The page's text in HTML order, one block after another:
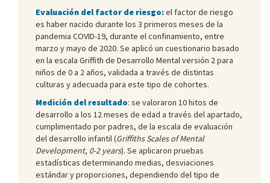
Evaluación del factor de riesgo:el factor de riesgo
es haber nacido durante los 3 primeros meses de la
pandemia COVID-19, durante el confinamiento, entre
marzo y mayo de 2020. Se aplicó un cuestionario basado
en la escala Griffith de Desarrollo Mental versión 2 para
niños de 0 a 2 años, validada a través de distintas
culturas y adecuada para este tipo de cohortes.
Medición del resultado: se valoraron 10 hitos de
desarrollo a los 12 meses de edad a través del apartado,
cumplimentado por padres, de la escala de evaluación
del desarrollo infantil (Griffiths Scales of Mental
Development, 0-2 years). Se aplicaron pruebas
estadísticas determinando medias, desviaciones
estándar y proporciones, dependiendo del tipo de